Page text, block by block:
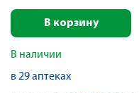
В корзину
В наличии
в 29 аптеках